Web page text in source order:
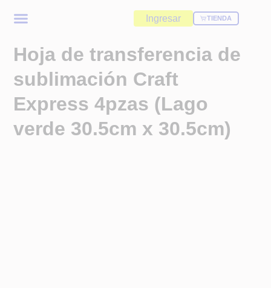
Ingresar TIENDA
Hoja de transferencia de
sublimación Craft
Express 4pzas (Lago
verde 30.5cm x 30.5cm)